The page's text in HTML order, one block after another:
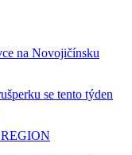
na Novojičínsku
se tento týden